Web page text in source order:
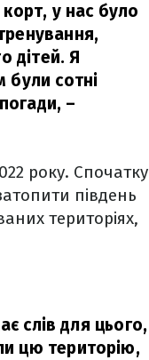
у нас було
дітей. Я
сотні
–
року. Спочатку
південь
територіях,
слів для цього,
цю територію,